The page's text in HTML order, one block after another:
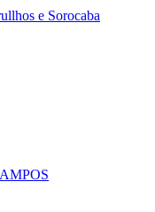
e Sorocaba